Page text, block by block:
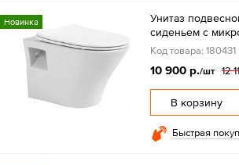
Новинка
Унитаз
сиденьем с
Код товара: 180431
10 900 р./шт 12
В корзину
Быстрая